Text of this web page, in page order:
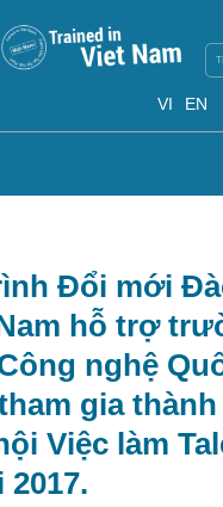
VI EN
Đổi mới
hỗ trợ
nghệ
gia
Việc làm